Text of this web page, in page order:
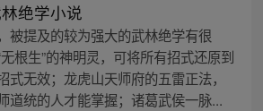
绝学小说
被提及的较为强大的武林绝学有很
根生”的神明灵，可将所有招式还原到
式无效；龙虎山天师府的五雷正法，
道统的人才能掌握；诸葛武侯一脉...